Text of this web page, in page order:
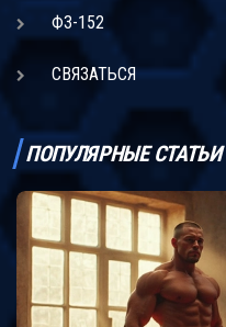
ФЗ-152
СВЯЗАТЬСЯ
ПОПУЛЯРНЫЕ СТАТЬИ